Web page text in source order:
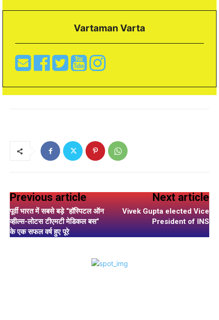
Vartaman Varta
Previous article
पूर्वी भारत में सबसे बड़े “हॉस्पिटल ऑन
व्हील्स-लोटस टीएमटी मेडिकल बस”
के एक सफल वर्ष हुए पूरे
Next article
Vivek Gupta elected Vice
President of INS